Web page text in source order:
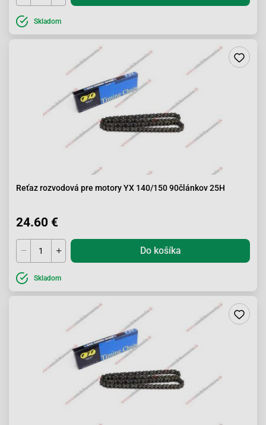
Skladom
Reťaz rozvodová pre motory YX 140/150 90článkov 25H
24.60 €
Do košíka
Skladom